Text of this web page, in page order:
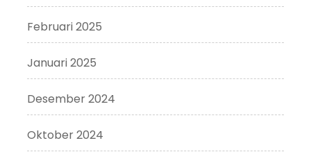
Februari 2025
Januari 2025
Desember 2024
Oktober 2024